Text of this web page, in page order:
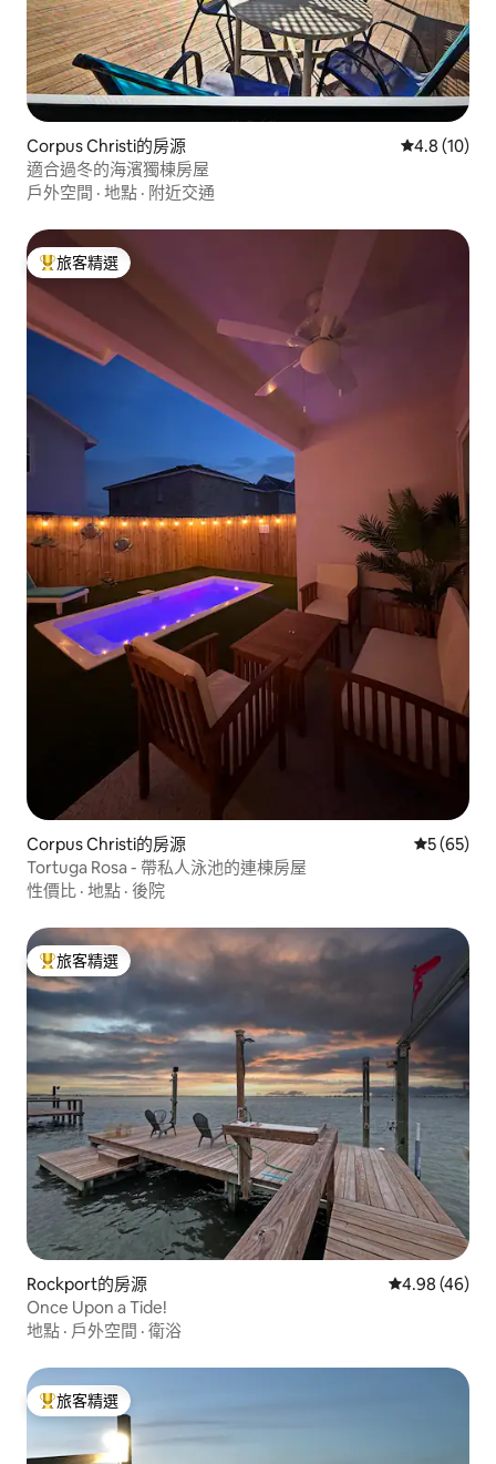
Corpus Christi的房源 從 10 則評
4.8 (10)
適合過冬的海濱獨棟房屋
戶外空間 · 地點 · 附近交通
旅客精選榜首
旅客精選
Corpus Christi的房源 從 65 則評
5 (65)
Tortuga Rosa - 帶私人泳池的連棟房屋
性價比 · 地點 · 後院
旅客精選榜首
旅客精選
Rockport的房源 從 46 則評價
4.98 (46)
Once Upon a Tide!
地點 · 戶外空間 · 衛浴
旅客精選榜首
旅客精選